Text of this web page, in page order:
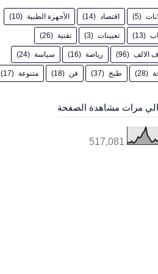
(5) اقتصاد (14) الأجهزة الطبية (10)
(13) تعيينات (3) تقنية (26)
الالف (96) رياضة (16) سياسة (24)
(28) طبخ (37) فن (18) متنوعة (17)
مرات مشاهدة الصفحة
517,081